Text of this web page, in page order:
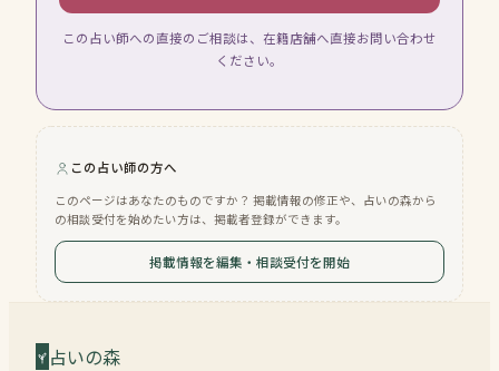
この占い師への直接のご相談は、在籍店舗へ直接お問い合わせ
ください。
この占い師の方へ
このページはあなたのものですか？ 掲載情報の修正や、占いの森から
の相談受付を始めたい方は、掲載者登録ができます。
掲載情報を編集・相談受付を開始
占いの森